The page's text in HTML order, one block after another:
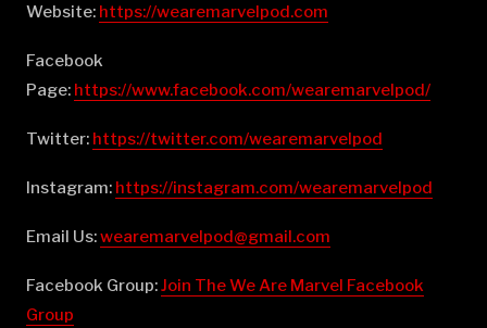
Website: ⁠⁠⁠⁠⁠⁠⁠⁠⁠⁠⁠⁠⁠⁠⁠⁠⁠⁠⁠⁠⁠⁠⁠⁠⁠⁠⁠⁠⁠⁠⁠⁠⁠⁠⁠⁠⁠⁠⁠⁠⁠⁠⁠⁠⁠⁠⁠⁠⁠⁠⁠⁠⁠⁠⁠⁠⁠⁠⁠⁠⁠⁠⁠https://wearemarvelpod.com⁠⁠⁠⁠⁠⁠⁠⁠⁠⁠⁠⁠⁠⁠⁠⁠⁠⁠⁠⁠⁠⁠⁠⁠⁠⁠⁠⁠⁠⁠⁠⁠⁠⁠⁠⁠⁠⁠⁠⁠⁠⁠⁠⁠⁠⁠⁠⁠⁠⁠⁠⁠⁠⁠⁠⁠⁠⁠⁠⁠⁠⁠⁠
Facebook
Page: ⁠⁠⁠⁠⁠⁠⁠⁠⁠⁠⁠⁠⁠⁠⁠⁠⁠⁠⁠⁠⁠⁠⁠⁠⁠⁠⁠⁠⁠⁠⁠⁠⁠⁠⁠⁠⁠⁠⁠⁠⁠⁠⁠⁠⁠⁠⁠⁠⁠⁠⁠⁠⁠⁠⁠⁠⁠⁠⁠⁠⁠⁠⁠https://www.facebook.com/wearemarvelpod/⁠⁠⁠⁠⁠⁠⁠⁠⁠⁠⁠⁠⁠⁠⁠⁠⁠⁠⁠⁠⁠⁠⁠⁠⁠⁠⁠⁠⁠⁠⁠⁠⁠⁠⁠⁠⁠⁠⁠⁠⁠⁠⁠⁠⁠⁠⁠⁠⁠⁠⁠⁠⁠⁠⁠⁠⁠⁠⁠⁠⁠⁠⁠
Twitter: ⁠⁠⁠⁠⁠⁠⁠⁠⁠⁠⁠⁠⁠⁠⁠⁠⁠⁠⁠⁠⁠⁠⁠⁠⁠⁠⁠⁠⁠⁠⁠⁠⁠⁠⁠⁠⁠⁠⁠⁠⁠⁠⁠⁠⁠⁠⁠⁠⁠⁠⁠⁠⁠⁠⁠⁠⁠⁠⁠⁠⁠⁠⁠https://twitter.com/wearemarvelpod⁠⁠⁠⁠⁠⁠⁠⁠⁠⁠⁠⁠⁠⁠⁠⁠⁠⁠⁠⁠⁠⁠⁠⁠⁠⁠⁠⁠⁠⁠⁠⁠⁠⁠⁠⁠⁠⁠⁠⁠⁠⁠⁠⁠⁠⁠⁠⁠⁠⁠⁠⁠⁠⁠⁠⁠⁠⁠⁠⁠⁠⁠⁠
Instagram: ⁠⁠⁠⁠⁠⁠⁠⁠⁠⁠⁠⁠⁠⁠⁠⁠⁠⁠⁠⁠⁠⁠⁠⁠⁠⁠⁠⁠⁠⁠⁠⁠⁠⁠⁠⁠⁠⁠⁠⁠⁠⁠⁠⁠⁠⁠⁠⁠⁠⁠⁠⁠⁠⁠⁠⁠⁠⁠⁠⁠⁠⁠⁠https://instagram.com/wearemarvelpod⁠⁠⁠⁠⁠⁠⁠⁠⁠⁠⁠⁠⁠⁠⁠⁠⁠⁠⁠⁠⁠⁠⁠⁠⁠⁠⁠⁠⁠⁠⁠⁠⁠⁠⁠⁠⁠⁠⁠⁠⁠⁠⁠⁠⁠⁠⁠⁠⁠⁠⁠⁠⁠⁠⁠⁠⁠⁠⁠⁠⁠⁠⁠
Email Us:⁠⁠⁠⁠⁠⁠⁠⁠⁠⁠⁠⁠⁠⁠⁠⁠⁠⁠⁠⁠⁠⁠⁠⁠⁠⁠⁠⁠⁠⁠⁠⁠⁠⁠⁠⁠⁠⁠⁠⁠⁠⁠⁠⁠⁠⁠⁠⁠⁠⁠⁠⁠⁠⁠⁠⁠⁠⁠⁠⁠⁠⁠⁠wearemarvelpod@gmail.com⁠⁠⁠⁠⁠⁠⁠⁠⁠⁠⁠⁠⁠⁠⁠⁠⁠⁠⁠⁠⁠⁠⁠⁠⁠⁠⁠⁠⁠⁠⁠⁠⁠⁠⁠⁠⁠⁠⁠⁠⁠⁠⁠⁠⁠⁠⁠⁠⁠⁠⁠⁠⁠⁠⁠⁠⁠⁠⁠⁠⁠⁠⁠
Facebook Group:⁠⁠⁠⁠⁠⁠⁠⁠⁠⁠⁠⁠⁠⁠⁠⁠⁠⁠⁠⁠⁠⁠⁠⁠⁠⁠⁠⁠⁠⁠⁠⁠⁠⁠⁠⁠⁠⁠⁠⁠⁠⁠⁠⁠⁠⁠⁠⁠⁠⁠⁠⁠⁠⁠⁠⁠⁠⁠⁠⁠⁠⁠⁠Join The We Are Marvel Facebook
Group⁠⁠⁠⁠⁠⁠⁠⁠⁠⁠⁠⁠⁠⁠⁠⁠⁠⁠⁠⁠⁠⁠⁠⁠⁠⁠⁠⁠⁠⁠⁠⁠⁠⁠⁠⁠⁠⁠⁠⁠⁠⁠⁠⁠⁠⁠⁠⁠⁠⁠⁠⁠⁠⁠⁠⁠⁠⁠⁠⁠⁠⁠⁠